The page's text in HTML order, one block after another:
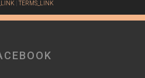
|TERMS_LINK